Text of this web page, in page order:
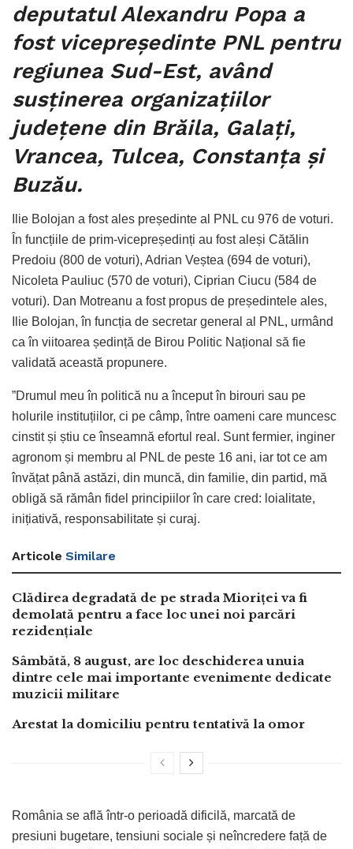
deputatul Alexandru Popa a
fost vicepreședinte PNL pentru
regiunea Sud-Est, având
susținerea organizațiilor
județene din Brăila, Galați,
Vrancea, Tulcea, Constanța și
Buzău.
Ilie Bolojan a fost ales președinte al PNL cu 976 de voturi.
În funcțiile de prim-vicepreședinți au fost aleși Cătălin
Predoiu (800 de voturi), Adrian Veștea (694 de voturi),
Nicoleta Pauliuc (570 de voturi), Ciprian Ciucu (584 de
voturi). Dan Motreanu a fost propus de președintele ales,
Ilie Bolojan, în funcția de secretar general al PNL, urmând
ca în viitoarea ședință de Birou Politic Național să fie
validată această propunere.
”Drumul meu în politică nu a început în birouri sau pe
holurile instituțiilor, ci pe câmp, între oameni care muncesc
cinstit și știu ce înseamnă efortul real. Sunt fermier, inginer
agronom și membru al PNL de peste 16 ani, iar tot ce am
învățat până astăzi, din muncă, din familie, din partid, mă
obligă să rămân fidel principiilor în care cred: loialitate,
inițiativă, responsabilitate și curaj.
Articole Similare
Clădirea degradată de pe strada Mioriței va fi
demolată pentru a face loc unei noi parcări
rezidențiale
Sâmbătă, 8 august, are loc deschiderea unuia
dintre cele mai importante evenimente dedicate
muzicii militare
Arestat la domiciliu pentru tentativă la omor
România se află într-o perioadă dificilă, marcată de
presiuni bugetare, tensiuni sociale și neîncredere față de